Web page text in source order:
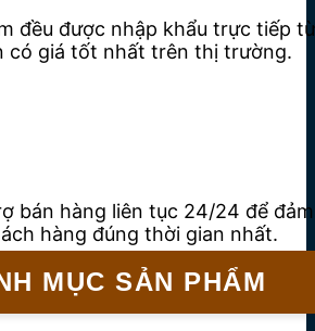
đều được nhập khẩu trực tiếp từ
có giá tốt nhất trên thị trường.
bán hàng liên tục 24/24 để đảm
hàng đúng thời gian nhất.
MỤC SẢN PHẨM